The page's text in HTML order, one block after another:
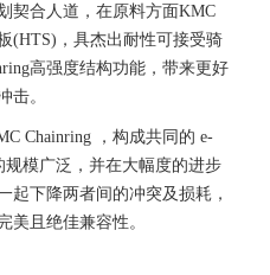
契合人道，在原料方面KMC
(HTS)，具杰出耐性可接受骑
高强度结构功能，带来更好
击。
Chainring ，构成共同的 e-
规模广泛，并在大幅度的进步
起下降两者间的冲突及损耗，
美且绝佳兼容性。